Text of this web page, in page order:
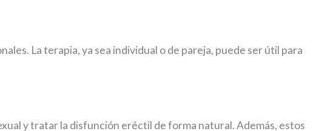
La terapia, ya sea individual o de pareja, puede ser útil para
y tratar la disfunción eréctil de forma natural. Además, estos